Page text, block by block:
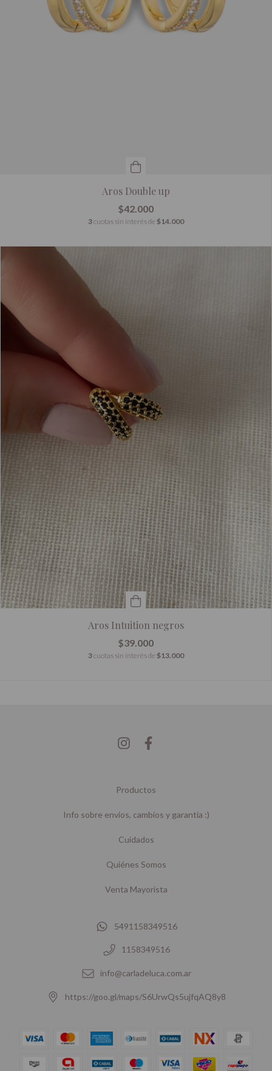
Aros Double up
$42.000
3cuotas sin interés de $14.000
Aros Intuition negros
$39.000
3cuotas sin interés de $13.000
Productos
Info sobre envios, cambios y garantia :)
Cuidados
Quiénes Somos
Venta Mayorista
5491158349516
1158349516
info@carladeluca.com.ar
https://goo.gl/maps/S6UrwQs5ujfqAQ8y8